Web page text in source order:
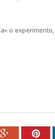
o
Google+